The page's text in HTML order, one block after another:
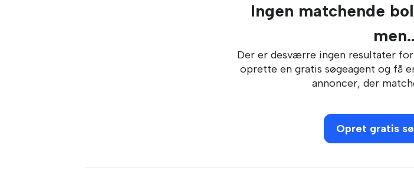
Ingen matchende
Der er desværre ingen resultater
oprette en gratis søgeagent og få
annoncer, der
Opret gratis